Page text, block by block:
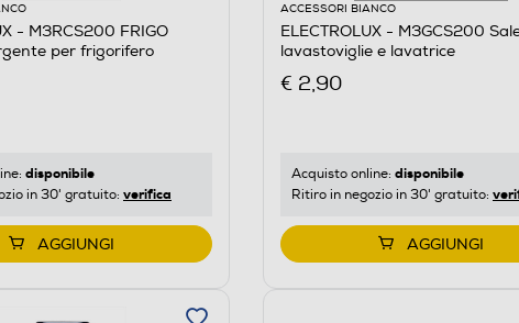
- M3RCS200 FRIGO
per frigorifero
disponibile
in 30' gratuito: verifica
AGGIUNGI
ACCESSORI BIANCO
ELECTROLUX - M3GCS200
lavastoviglie e lavatrice
€ 2,90
Acquisto online: disponibile
Ritiro in negozio in 30' gratuito:
AGGIUNGI